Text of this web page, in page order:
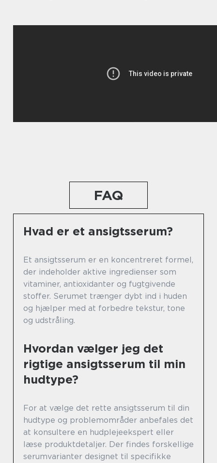
FAQ
Hvad er et ansigtsserum?
Et ansigtsserum er en koncentreret formel,
der indeholder aktive ingredienser som
vitaminer, antioxidanter og fugtgivende
stoffer. Serumet trænger dybt ind i huden
og hjælper med at forbedre tekstur, tone
og udstråling.
Hvordan vælger jeg det
rigtige ansigtsserum til min
hudtype?
For at vælge det rette ansigtsserum til din
hudtype og problemområder anbefales det
at konsultere en hudplejeekspert eller
læse produktdetaljer. Der findes forskellige
serumvarianter designet til specifikke